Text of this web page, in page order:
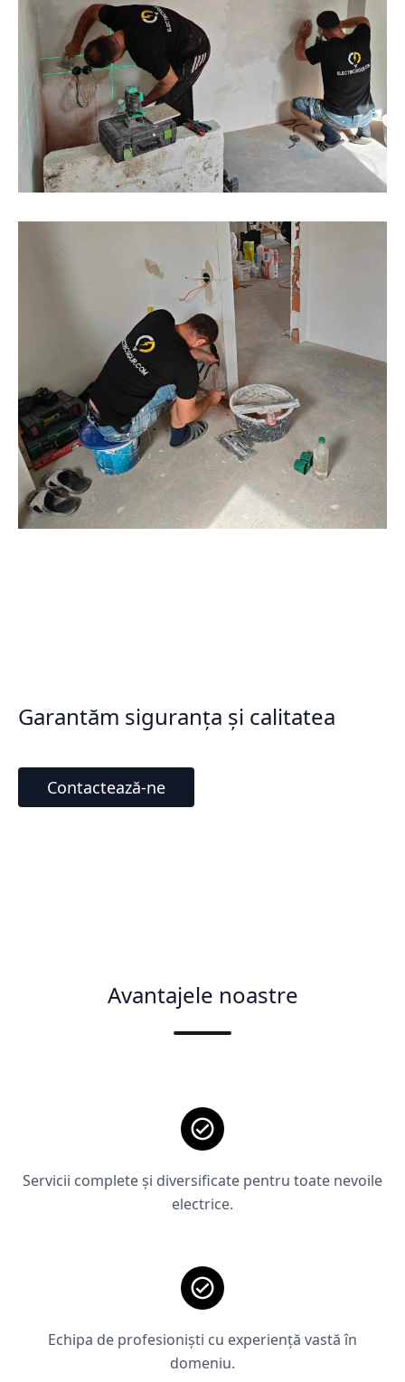
Garantăm siguranța și calitatea
Contactează-ne
Avantajele noastre
Servicii complete și diversificate pentru toate nevoile
electrice.
Echipa de profesioniști cu experiență vastă în
domeniu.